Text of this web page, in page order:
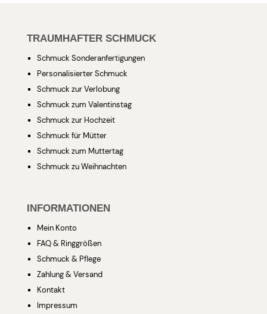
TRAUMHAFTER SCHMUCK
Schmuck Sonderanfertigungen
Personalisierter Schmuck
Schmuck zur Verlobung
Schmuck zum Valentinstag
Schmuck zur Hochzeit
Schmuck für Mütter
Schmuck zum Muttertag
Schmuck zu Weihnachten
INFORMATIONEN
Mein Konto
FAQ & Ringgrößen
Schmuck & Pflege
Zahlung & Versand
Kontakt
Impressum